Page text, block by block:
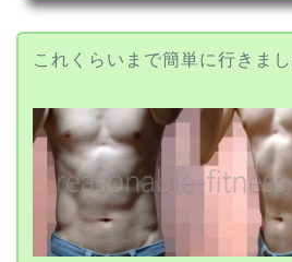
これくらいまで簡単に行きまし